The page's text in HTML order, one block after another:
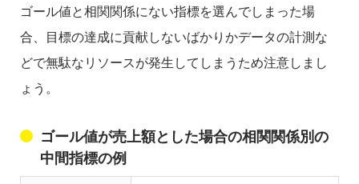
ゴール値と相関関係にない指標を選んでしまった場
合、目標の達成に貢献しないばかりかデータの計測な
どで無駄なリソースが発生してしまうため注意しまし
ょう。
ゴール値が売上額とした場合の相関関係別の
中間指標の例